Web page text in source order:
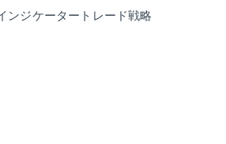
ンジケータートレード戦略